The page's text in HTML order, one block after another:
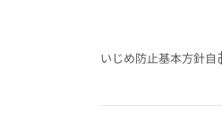
いじめ防止基本方針自